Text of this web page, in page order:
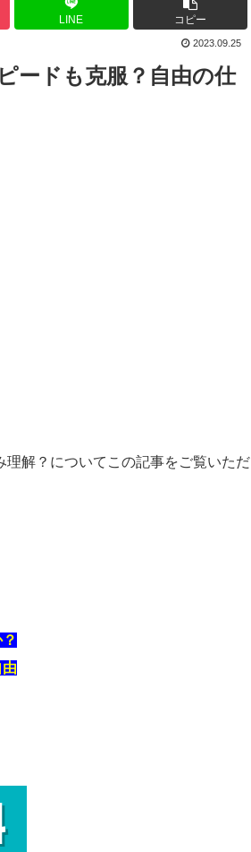
LINE コピー
2023.09.25
ードも克服？自由の仕
解？についてこの記事をご覧いただ